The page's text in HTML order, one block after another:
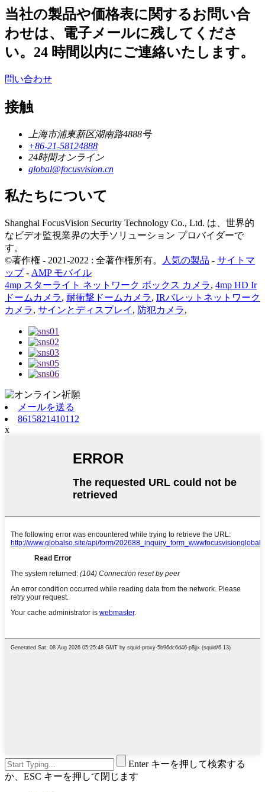
当社の製品や価格表に関するお問い合
わせは、電子メールに残してくださ
い。24 時間以内にご連絡いたします。
問い合わせ
接触
上海市浦東新区湖南路4888号
+86-21-58124888
24時間オンライン
global@focusvision.cn
私たちについて
Shanghai FocusVision Security Technology Co., Ltd. は、世界的
なビデオ監視業界の大手ソリューション プロバイダーで
す。
©著作権 - 2021-2022 : 全著作権所有。
人気の製品 - サイトマ
ップ- AMP モバイル
4mp スターライト ネットワーク ボックス カメラ, 4mp HD Ir
ドームカメラ, 耐衝撃ドームカメラ, IRバレットネットワーク
カメラ, サインとディスプレイ , 防犯カメラ,
メールを送る
8615821410112
x
Enter キーを押して検索する
か、ESC キーを押して閉じます